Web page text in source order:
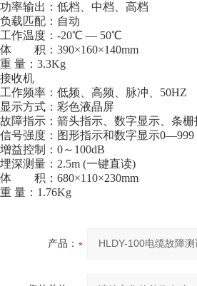
功率输出：低档、中档、高档
负载匹配：自动
工作温度：-20℃ — 50℃
体 积：390×160×140mm
重 量：3.3Kg
接收机
工作频率：低频、高频、脉冲、50HZ
显示方式：彩色液晶屏
故障指示：箭头指示、数字显示、条栅
信号强度：图形指示和数字显示0—999
增益控制：0～100dB
埋深测量：2.5m (一键直读)
体 积：680×110×230mm
重 量：1.76Kg
产品：